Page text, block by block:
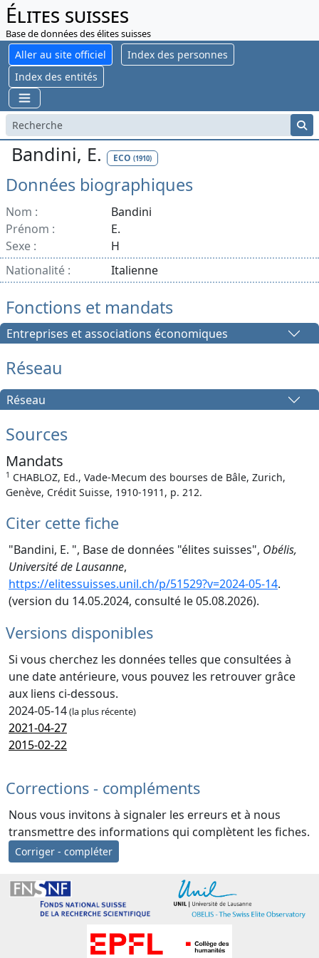
Élites suisses
Base de données des élites suisses
Aller au site officiel
Index des personnes
Index des entités
Bandini, E. ECO (1910)
Données biographiques
Nom :
Bandini
Prénom :
E.
Sexe :
H
Nationalité :
Italienne
Fonctions et mandats
Entreprises et associations économiques
Réseau
Réseau
Sources
Mandats
1 CHABLOZ, Ed., Vade-Mecum des bourses de Bâle, Zurich,
Genève, Crédit Suisse, 1910-1911, p. 212.
Citer cette fiche
"Bandini, E. ", Base de données "élites suisses", Obélis,
Université de Lausanne,
https://elitessuisses.unil.ch/p/51529?v=2024-05-14.
(version du 14.05.2024, consulté le 05.08.2026).
Versions disponibles
Si vous cherchez les données telles que consultées à
une date antérieure, vous pouvez les retrouver grâce
aux liens ci-dessous.
2024-05-14(la plus récente)
2021-04-27
2015-02-22
Corrections - compléments
Nous vous invitons à signaler les erreurs et à nous
transmettre des informations qui complètent les fiches.
Corriger - compléter